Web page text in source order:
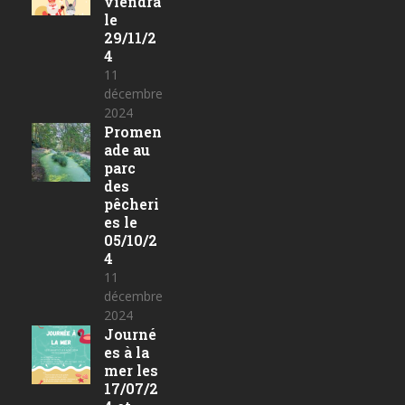
le
29/11/2
4
11
décembre
2024
Promen
ade au
parc
des
pêcheri
es le
05/10/2
4
11
décembre
2024
Journé
es à la
mer les
17/07/2